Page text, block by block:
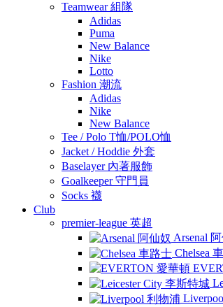
Teamwear 組隊
Adidas
Puma
New Balance
Nike
Lotto
Fashion 潮流
Adidas
Nike
New Balance
Tee / Polo T恤/POLO恤
Jacket / Hoddie 外套
Baselayer 內著服飾
Goalkeeper 守門員
Socks 襪
Club
premier-league 英超
Arsenal
Chelsea